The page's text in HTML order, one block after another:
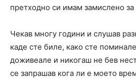
претходно си имам замислено за
Чекав многу години и слушав
каде сте биле, како сте
доживеале и никогаш не бев
се запрашав кога ли е моето